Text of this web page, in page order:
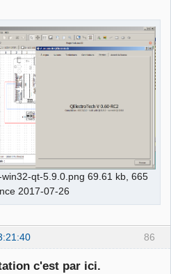
qt-5.9.0.png 69.61 kb, 665
2017-07-26
86
c'est par ici.